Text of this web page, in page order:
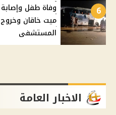
6
ميت خاقان
المستشفى
الاخبار العامة